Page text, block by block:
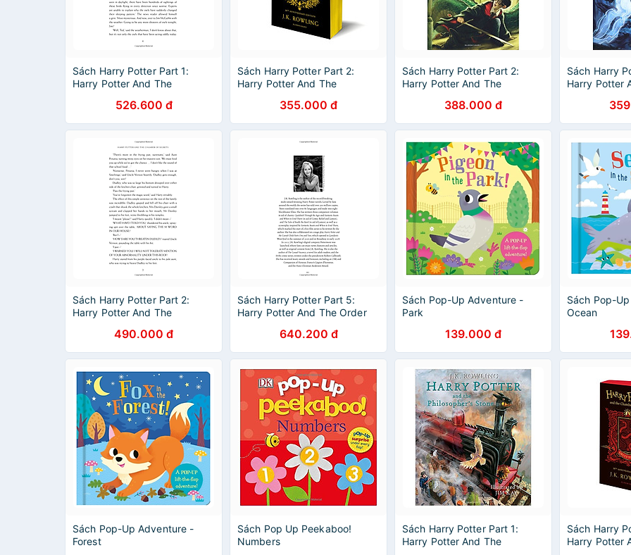
Sách Harry Potter Part 1:
Harry Potter And The
(Hardback) (Harry Potter và
hòn đá phù thủy) (English
Book)
526.600 đ
Sách Harry Potter Part 2:
Harry Potter And The
(Paperback) (Harry Potter và
phòng chứa bí mật) (English
Book)
355.000 đ
Sách Harry Potter Part 2:
Harry Potter And The
(Paperback) (Harry Potter và
phòng chứa bí mật) (English
Book)
388.000 đ
Sách Harry
Harry Potter
(Harry
Azkaban)
Sách Harry Potter Part 2:
Harry Potter And The
(Hardback) (Harry Potter và
Phòng chứa bí mật) (English
Book)
490.000 đ
Sách Harry Potter Part 5:
Harry Potter And The Order
(Harry Potter và Hội Phượng
Hoàng) (English Book)
640.200 đ
Sách Pop-Up Adventure -
Park
139.000 đ
Sách Pop-
Ocean
Sách Pop-Up Adventure -
Forest
Sách Pop Up Peekaboo!
Numbers
Sách Harry Potter Part 1:
Harry Potter And The
Sách Harry
Harry Potter